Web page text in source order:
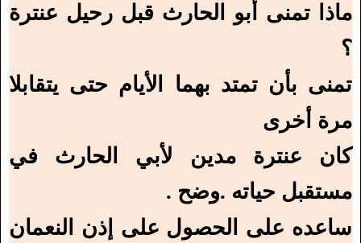
ماذا تمنى أبو الحارث قبل رحيل عنترة
؟
تمنى بأن تمتد بهما الأيام حتى يتقابلا
مرة أخرى
كان عنترة مدين لأبي الحارث في
مستقبل حياته .وضح .
ساعده على الحصول على إذن النعمان